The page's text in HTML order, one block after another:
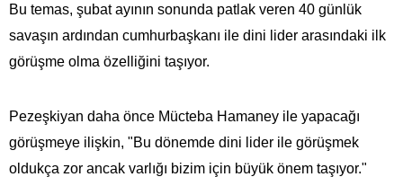
Bu temas, şubat ayının sonunda patlak veren 40 günlük
savaşın ardından cumhurbaşkanı ile dini lider arasındaki ilk
görüşme olma özelliğini taşıyor.
Pezeşkiyan daha önce Mücteba Hamaney ile yapacağı
görüşmeye ilişkin, "Bu dönemde dini lider ile görüşmek
oldukça zor ancak varlığı bizim için büyük önem taşıyor."